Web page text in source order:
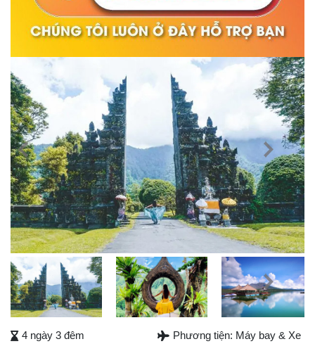
Previous Next
Next
4 ngày 3 đêm
Phương tiện: Máy bay & Xe